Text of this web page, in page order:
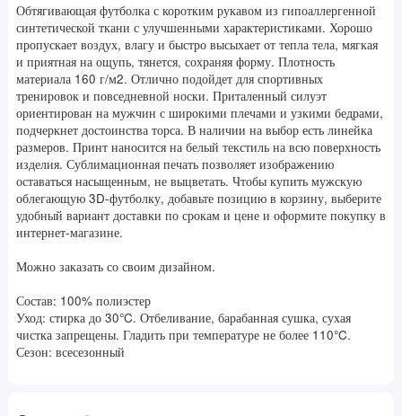
Обтягивающая футболка с коротким рукавом из гипоаллергенной
синтетической ткани с улучшенными характеристиками. Хорошо
пропускает воздух, влагу и быстро высыхает от тепла тела, мягкая
и приятная на ощупь, тянется, сохраняя форму. Плотность
материала 160 г/м2. Отлично подойдет для спортивных
тренировок и повседневной носки. Приталенный силуэт
ориентирован на мужчин с широкими плечами и узкими бедрами,
подчеркнет достоинства торса. В наличии на выбор есть линейка
размеров. Принт наносится на белый текстиль на всю поверхность
изделия. Сублимационная печать позволяет изображению
оставаться насыщенным, не выцветать. Чтобы купить мужскую
облегающую 3D-футболку, добавьте позицию в корзину, выберите
удобный вариант доставки по срокам и цене и оформите покупку в
интернет-магазине.
Можно заказать со своим дизайном.
Состав: 100% полиэстер
Уход: стирка до 30°C. Отбеливание, барабанная сушка, сухая
чистка запрещены. Гладить при температуре не более 110°C.
Сезон: всесезонный